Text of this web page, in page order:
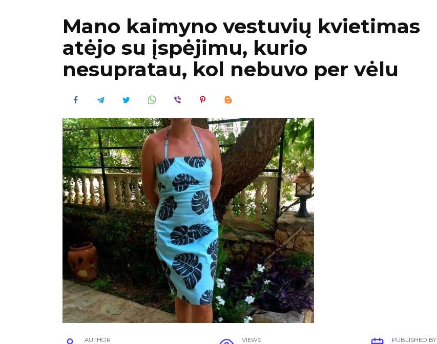
Mano kaimyno vestuvių kvietimas
atėjo su įspėjimu, kurio
nesupratau, kol nebuvo per vėlu
AUTHOR VIEWS PUBLISHED BY